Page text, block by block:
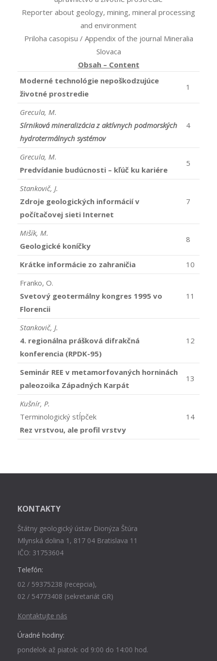
Reporter about geology, mining, mineral processing
and environment
Priloha casopisu / Appendix of the journal Mineralia
Slovaca
Obsah – Content
Moderné technológie nepoškodzujúce
životné prostredie
1
Grecula, M.
Sírniková mineralizácia z aktívnych podmorských
hydrotermálnych systémov
4
Grecula, M.
Predvídanie budúcnosti – kľúč ku kariére
5
Stankovič, J.
Zdroje geologických informácií v
počítačovej sieti Internet
7
Mišík, M.
Geologické koníčky
8
Krátke informácie zo zahraničia
10
Franko, O.
Svetový geotermálny kongres 1995 vo
Florencii
11
Stankovič, J.
4. regionálna prášková difrakčná
konferencia (RPDK-95)
12
Seminár REE v metamorfovaných horninách
paleozoika Západných Karpát
13
Kušnír, P.
Terminologický stĺpček
Rez vrstvou, ale profil vrstvy
14
KONTAKTY
Štátny geologický ústav Dionýza Štúra
Mlynská dolina 1, 817 04 Bratislava 11
IČO: 31753604
Telefón:
02 / 59375238 (recepcia),
02 / 54773408 (sekretariát GR)
Kontaktujte nás
Úradné hodiny:
pondelok až piatok: od 9:00 do 14:00 hod.